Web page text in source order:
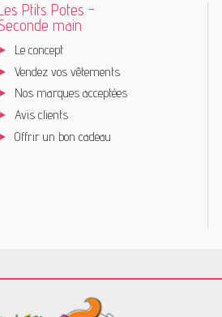
Ptits Potes -
main
Le concept
Vendez vos vêtements
Nos marques acceptées
Avis clients
Offrir un bon cadeau